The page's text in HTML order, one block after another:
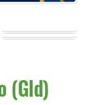
(Gld)